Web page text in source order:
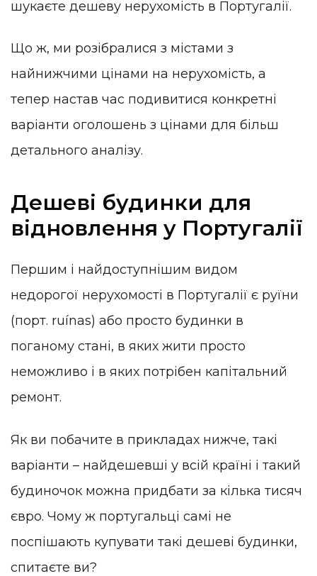
шукаєте дешеву нерухомість в Португалії.
Що ж, ми розібралися з містами з
найнижчими цінами на нерухомість, а
тепер настав час подивитися конкретні
варіанти оголошень з цінами для більш
детального аналізу.
Дешеві будинки для
відновлення у Португалії
Першим і найдоступнішим видом
недорогої нерухомості в Португалії є руїни
(порт. ruínas) або просто будинки в
поганому стані, в яких жити просто
неможливо і в яких потрібен капітальний
ремонт.
Як ви побачите в прикладах нижче, такі
варіанти – найдешевші у всій країні і такий
будиночок можна придбати за кілька тисяч
євро. Чому ж португальці самі не
поспішають купувати такі дешеві будинки,
спитаєте ви?